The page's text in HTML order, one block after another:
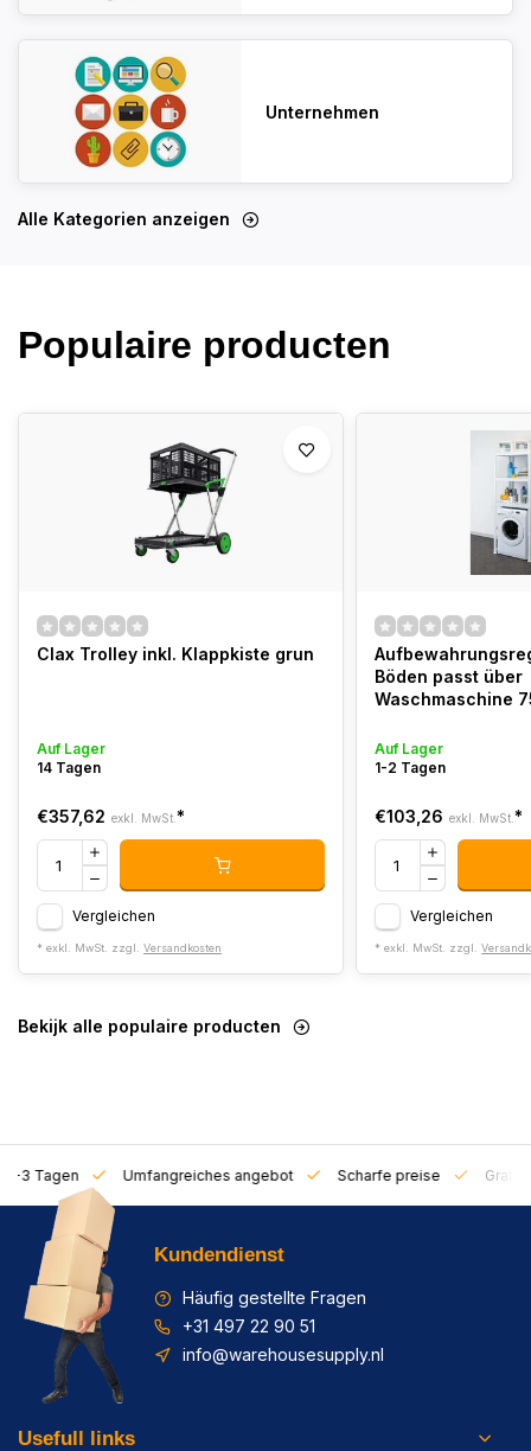
Unternehmen
Alle Kategorien anzeigen
Populaire producten
Clax Trolley inkl. Klappkiste grun
Auf Lager
14 Tagen
€357,62 exkl. MwSt. *
Vergleichen
* exkl. MwSt. zzgl. Versandkosten
Böden passt über
Waschmaschine
Auf Lager
1-2 Tagen
€103,26 exkl. MwSt.*
Vergleichen
* exkl. MwSt. zzgl.
Bekijk alle populaire producten
1-3 Tagen Umfangreiches angebot Scharfe preise Gratis
Kundendienst
Häufig gestellte Fragen
+31 497 22 90 51
info@warehousesupply.nl
Usefull links